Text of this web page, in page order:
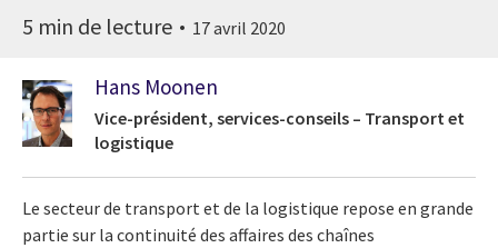
5 min de lecture 17 avril 2020
Hans Moonen
Vice-président, services-conseils – Transport et
logistique
Le secteur de transport et de la logistique repose en grande
partie sur la continuité des affaires des chaînes